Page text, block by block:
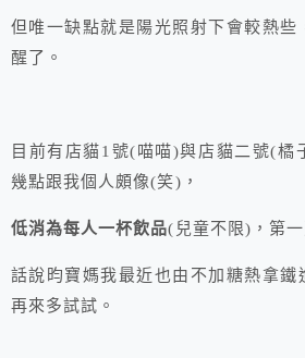
但唯一缺點就是陽光照射下會較熱些
醒了。
目前有店貓1號(喵喵)與店貓二號(橘
幾點跟我個人頗像(笑)，
低消為每人一杯飲品(兒童不限)，第
話說昀寶媽我最近也由不加糖熱拿鐵
再來多試試。